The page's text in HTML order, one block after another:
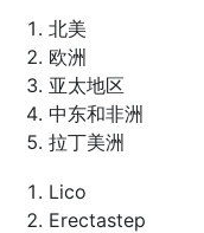
北美
欧洲
亚太地区
中东和非洲
拉丁美洲
Lico
Erectastep